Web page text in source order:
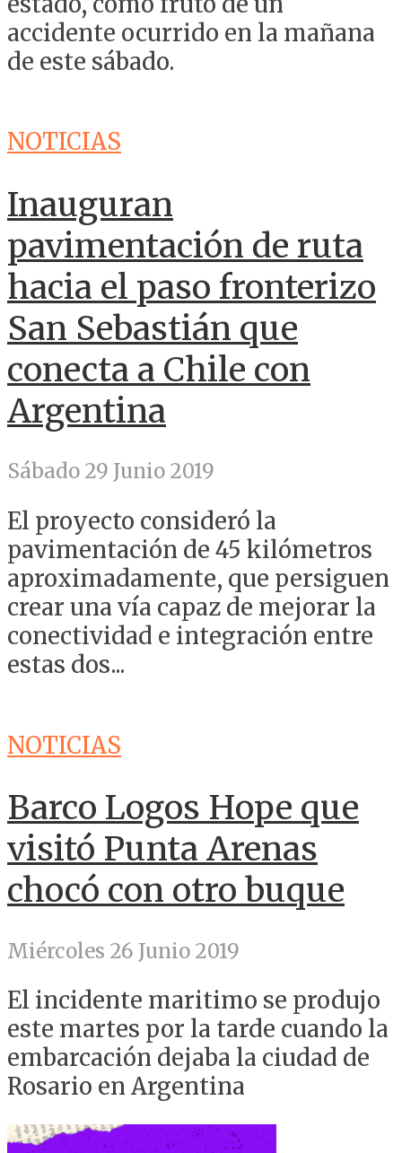
accidente ocurrido en la mañana
de este sábado.
NOTICIAS
Inauguran
pavimentación de ruta
hacia el paso fronterizo
San Sebastián que
conecta a Chile con
Argentina
Sábado 29 Junio 2019
El proyecto consideró la
pavimentación de 45 kilómetros
aproximadamente, que persiguen
crear una vía capaz de mejorar la
conectividad e integración entre
estas dos...
NOTICIAS
Barco Logos Hope que
visitó Punta Arenas
chocó con otro buque
Miércoles 26 Junio 2019
El incidente maritimo se produjo
este martes por la tarde cuando la
embarcación dejaba la ciudad de
Rosario en Argentina